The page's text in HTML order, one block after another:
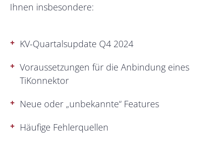
Ihnen insbesondere:
KV-Quartalsupdate Q4 2024
Voraussetzungen für die Anbindung eines
TiKonnektor
Neue oder „unbekannte“ Features
Häufige Fehlerquellen